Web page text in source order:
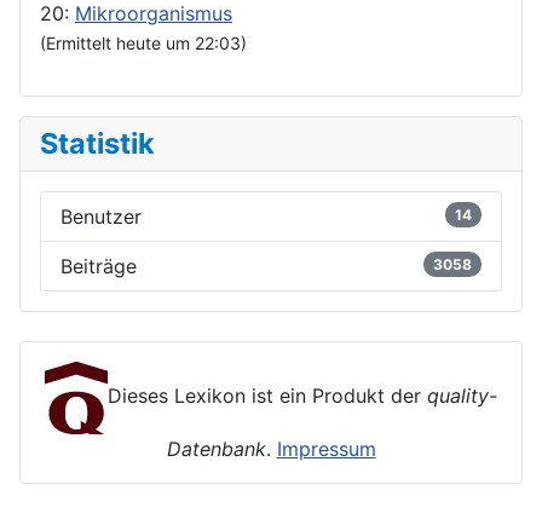
20: Mikroorganismus
(Ermittelt heute um 22:03)
Statistik
Benutzer 14
Beiträge 3058
Dieses Lexikon ist ein Produkt der quality-
Datenbank. Impressum